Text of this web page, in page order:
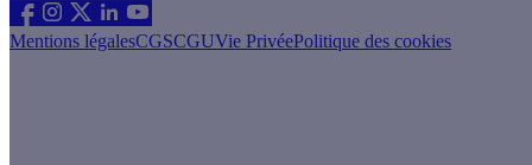
Mentions légalesCGSCGUVie PrivéePolitique des cookies